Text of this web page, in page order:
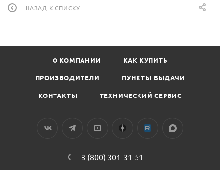
НАЗАД К СПИСКУ
О КОМПАНИИ КАК КУПИТЬ
ПРОИЗВОДИТЕЛИ ПУНКТЫ ВЫДАЧИ
КОНТАКТЫ ТЕХНИЧЕСКИЙ СЕРВИС
8 (800) 301-31-51